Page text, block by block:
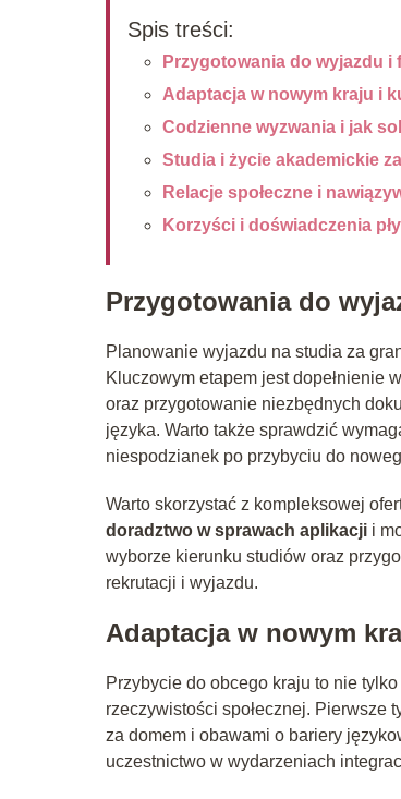
Spis treści:
Przygotowania do wyjazdu i
Adaptacja w nowym kraju i
Codzienne wyzwania i jak
Studia i życie akademickie
Relacje społeczne i
Korzyści i doświadczenia
Przygotowania do
Planowanie wyjazdu na studia za
Kluczowym etapem jest dopełnienie
oraz przygotowanie niezbędnych
języka. Warto także sprawdzić
niespodzianek po przybyciu do
Warto skorzystać z kompleksowej
doradztwo w sprawach aplikacji i
wyborze kierunku studiów oraz
rekrutacji i wyjazdu.
Adaptacja w nowym
Przybycie do obcego kraju to nie
rzeczywistości społecznej. Pierwsze
za domem i obawami o bariery
uczestnictwo w wydarzeniach